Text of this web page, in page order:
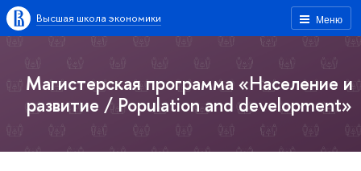
Меню
Высшая школа экономики
Магистерская программа «Население и
развитие / Population and development»